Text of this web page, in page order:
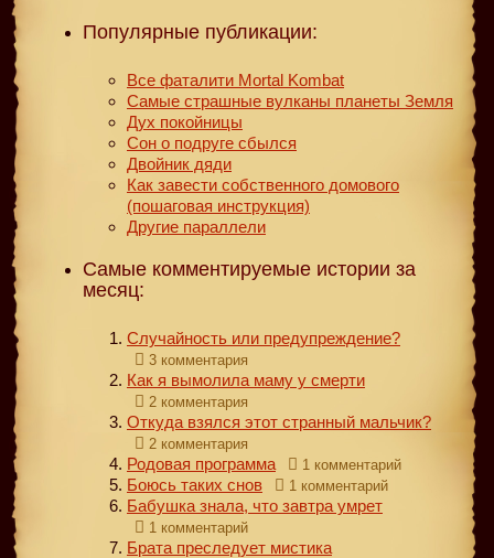
Популярные публикации:
Все фаталити Mortal Kombat
Самые страшные вулканы планеты Земля
Дух покойницы
Сон о подруге сбылся
Двойник дяди
Как завести собственного домового
(пошаговая инструкция)
Другие параллели
Самые комментируемые истории за
месяц:
Случайность или предупреждение?
3 комментария
Как я вымолила маму у смерти
2 комментария
Откуда взялся этот странный мальчик?
2 комментария
Родовая программа 1 комментарий
Боюсь таких снов 1 комментарий
Бабушка знала, что завтра умрет
1 комментарий
Брата преследует мистика